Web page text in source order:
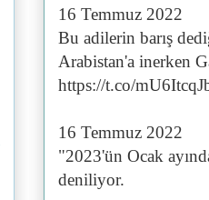
16 Temmuz 2022
Bu adilerin barış
Arabistan'a inerken
https://t.co/
16 Temmuz 2022
"2023'ün Ocak
deniliyor.